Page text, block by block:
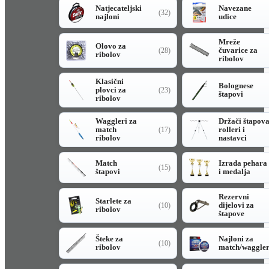
Natjecateljski
najloni
(32)
Navezane
udice
Olovo za
ribolov
(28)
Mreže
čuvarice za
ribolov
Klasični
plovci za
ribolov
(23)
Bolognese
štapovi
Waggleri za
match
ribolov
(17)
Držači štapova
rolleri i
nastavci
Match
štapovi
(15)
Izrada pehara
i medalja
Starlete za
ribolov
(10)
Rezervni
dijelovi za
štapove
Šteke za
ribolov
(10)
Najloni za
match/waggler